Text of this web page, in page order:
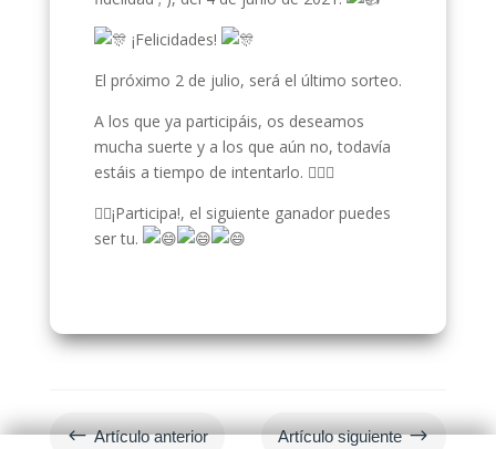
¡Felicidades!
El próximo 2 de julio, será el último sorteo.
A los que ya participáis, os deseamos
mucha suerte y a los que aún no, todavía
estáis a tiempo de intentarlo. 🏃‍♀‍🏃
🏃‍♂‍¡Participa!, el siguiente ganador puedes
ser tu.
# Artículo anterior Artículo siguiente $